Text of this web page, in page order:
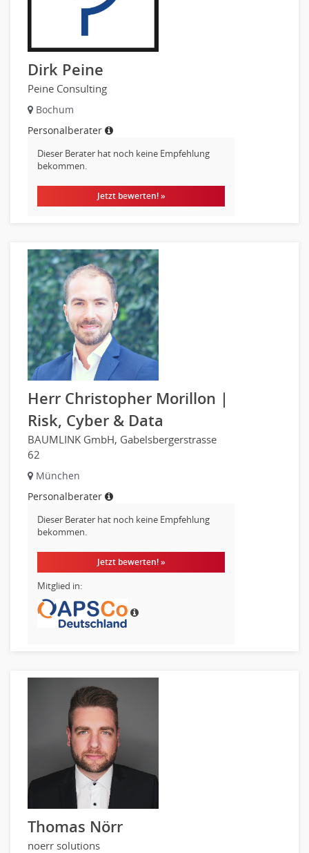
Dirk Peine
Peine Consulting
Bochum
Personalberater
Dieser Berater hat noch keine Empfehlung
bekommen.
Jetzt bewerten! »
Herr Christopher Morillon |
Risk, Cyber & Data
BAUMLINK GmbH, Gabelsbergerstrasse
62
München
Personalberater
Dieser Berater hat noch keine Empfehlung
bekommen.
Jetzt bewerten! »
Mitglied in:
Thomas Nörr
noerr solutions